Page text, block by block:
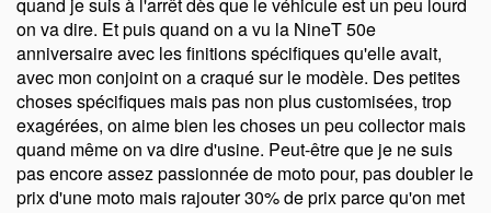
quand je suis à l'arrêt dès que le véhicule est un peu lourd
on va dire. Et puis quand on a vu la NineT 50e
anniversaire avec les finitions spécifiques qu'elle avait,
avec mon conjoint on a craqué sur le modèle. Des petites
choses spécifiques mais pas non plus customisées, trop
exagérées, on aime bien les choses un peu collector mais
quand même on va dire d'usine. Peut-être que je ne suis
pas encore assez passionnée de moto pour, pas doubler le
prix d'une moto mais rajouter 30% de prix parce qu'on met